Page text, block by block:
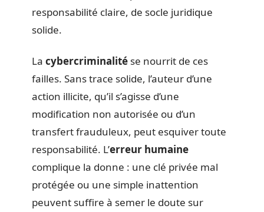
responsabilité claire, de socle juridique
solide.
La cybercriminalité se nourrit de ces
failles. Sans trace solide, l’auteur d’une
action illicite, qu’il s’agisse d’une
modification non autorisée ou d’un
transfert frauduleux, peut esquiver toute
responsabilité. L’erreur humaine
complique la donne : une clé privée mal
protégée ou une simple inattention
peuvent suffire à semer le doute sur